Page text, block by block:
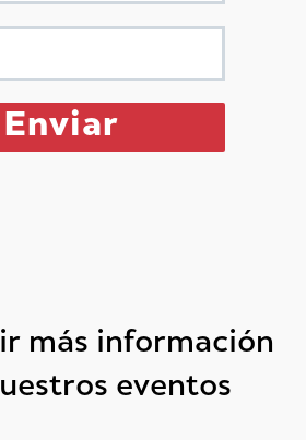
más información
eventos